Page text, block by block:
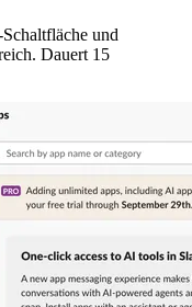
und
Dauert 15